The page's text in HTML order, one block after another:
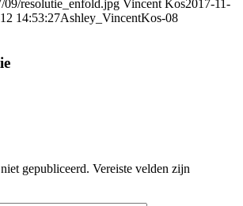
09/resolutie_enfold.jpg Vincent Kos2017-11-
14:53:27Ashley_VincentKos-08
gepubliceerd. Vereiste velden zijn